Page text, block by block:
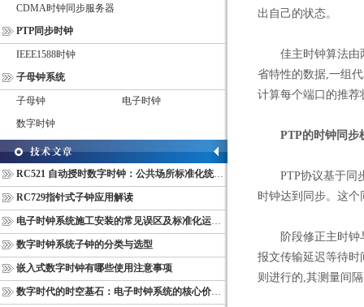
CDMA时钟同步服务器
PTP同步时钟
IEEE1588时钟
子母钟系统
子母钟
电子时钟
数字时钟
RC521 自动授时数字时钟：公共场所标准化统一计时终端
RC729指针式子钟应用解读
电子时钟系统施工安装的常见误区及标准化运维管理规范
数字时钟系统子钟的分类与选型
嵌入式数字时钟有哪些使用注意事项
数字时代的时空基石：电子时钟系统的核心价值与多维意义
出自己的状态。
佳主时钟算法由两
省特性的数据,一组
计算每个端口的推
PTP的时钟同步
PTP协议基于同步
时钟达到同步。这
阶段修正主时钟与
报文传输延迟等待
则进行的,其测量间